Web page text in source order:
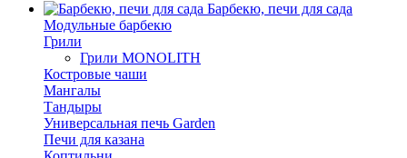
Барбекю, печи для сада
Модульные барбекю
Грили
Грили MONOLITH
Костровые чаши
Мангалы
Тандыры
Универсальная печь Garden
Печи для казана